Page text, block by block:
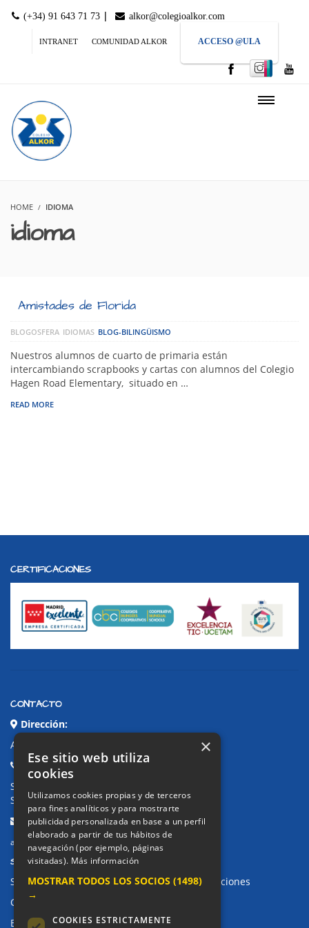
(+34) 91 643 71 73 | alkor@colegioalkor.com
INTRANET COMUNIDAD ALKOR ACCESO @ULA
HOME IDIOMA
idioma
Amistades de Florida
BLOGOSFERA IDIOMAS BLOG-BILINGÜISMO
Nuestros alumnos de cuarto de primaria están
intercambiando scrapbooks y cartas con alumnos del Colegio
Hagen Road Elementary, situado en …
READ MORE
CERTIFICACIONES
CONTACTO
Dirección:
Avda. de Pablo Iglesias, 4. Alcorcón
Teléfonos:
Secretaría Ppal:
Secretaría Infantil:91 643 61 33
Email:
alkor@colegioalkor.com
SUGERENCIAS Y CANAL DE DENUNCIAS
Sugerencias, Quejas, Reclamaciones y Felicitaciones
Canal de denuncias
Buzón denuncia drogas CM
×
Ese sitio web utiliza
cookies
Utilizamos cookies propias y de terceros
para fines analíticos y para mostrarte
publicidad personalizada en base a un perfil
elaborado a partir de tus hábitos de
navegación (por ejemplo, páginas
visitadas). Más información
MOSTRAR TODOS LOS SOCIOS (1498)
→
COOKIES ESTRICTAMENTE